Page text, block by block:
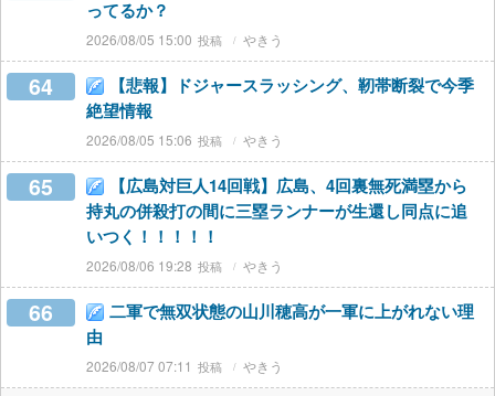
ってるか？
2026/08/05 15:00 やきう
64
【悲報】ドジャースラッシング、靭帯断裂で今季
絶望情報
2026/08/05 15:06 やきう
65
【広島対巨人14回戦】広島、4回裏無死満塁から
持丸の併殺打の間に三塁ランナーが生還し同点に追
いつく！！！！！
2026/08/06 19:28 やきう
66
二軍で無双状態の山川穂高が一軍に上がれない理
由
2026/08/07 07:11 やきう